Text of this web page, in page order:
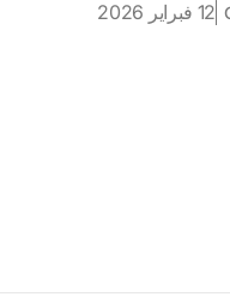
12 فبراير 2026